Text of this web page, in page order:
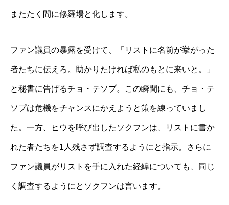
またたく間に修羅場と化します。
ファン議員の暴露を受けて、「リストに名前が挙がった
者たちに伝えろ。助かりたければ私のもとに来いと。」
と秘書に告げるチョ・テソプ。この瞬間にも、チョ・テ
ソプは危機をチャンスにかえようと策を練っていまし
た。一方、ヒウを呼び出したソクフンは、リストに書か
れた者たちを1人残さず調査するようにと指示。さらに
ファン議員がリストを手に入れた経緯についても、同じ
く調査するようにとソクフンは言います。